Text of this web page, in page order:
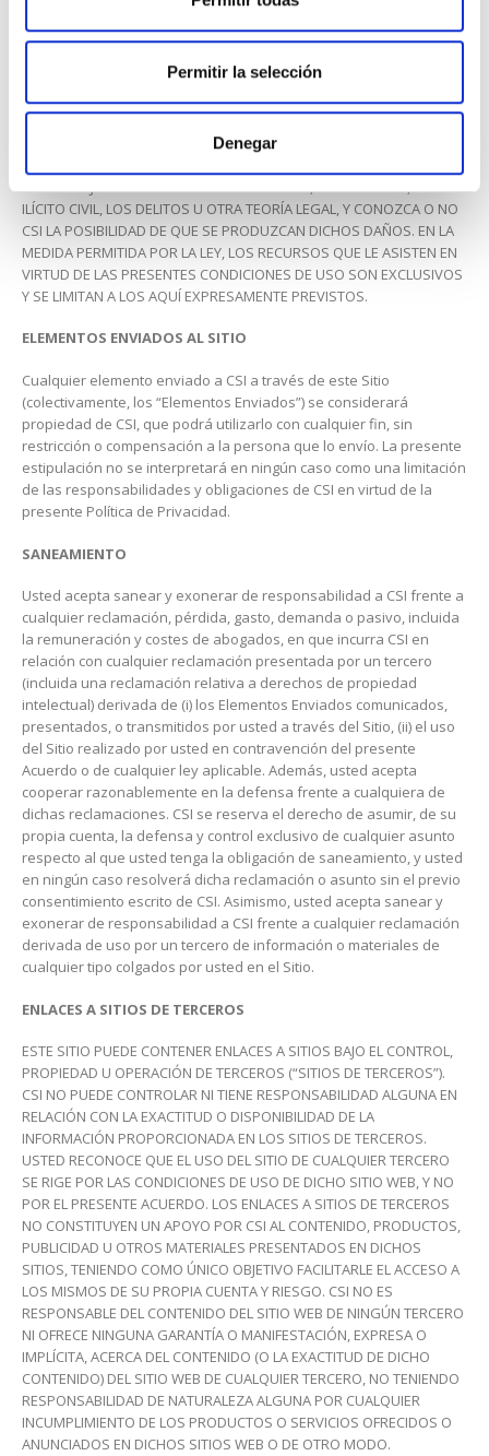
Permitir la selección
Denegar
POR LA LEY, CSI, SUS EMPRESAS AFILIADAS, OTORGANTES DE SUS
LICENCIAS, PROVEEDORES Y TERCEROS MENCIONADOS EN EL SITIO
INCIDENTAL, INDIRECTO, PUNITIVO O CONSECUENTE, PÉRDIDA DE
BENEFICIOS O DAÑO RESULTANTE DE LA PÉRDIDA DE DATOS O LA
INTERRUPCIÓN DEL NEGOCIO COMO CONSECUENCIA DEL USO O LA
INCAPACIDAD DE USO DEL SITIO, LOS SISTEMAS DE CSI, LA
LA TEORÍA JURÍDICA RELATIVA A LA GARANTÍA, EL CONTRATO, EL
ILÍCITO CIVIL, LOS DELITOS U OTRA TEORÍA LEGAL, Y CONOZCA O NO
CSI LA POSIBILIDAD DE QUE SE PRODUZCAN DICHOS DAÑOS. EN LA
MEDIDA PERMITIDA POR LA LEY, LOS RECURSOS QUE LE ASISTEN EN
VIRTUD DE LAS PRESENTES CONDICIONES DE USO SON EXCLUSIVOS
Y SE LIMITAN A LOS AQUÍ EXPRESAMENTE PREVISTOS.
ELEMENTOS ENVIADOS AL SITIO
Cualquier elemento enviado a CSI a través de este Sitio
(colectivamente, los “Elementos Enviados”) se considerará
propiedad de CSI, que podrá utilizarlo con cualquier fin, sin
restricción o compensación a la persona que lo envío. La presente
estipulación no se interpretará en ningún caso como una limitación
de las responsabilidades y obligaciones de CSI en virtud de la
presente Política de Privacidad.
SANEAMIENTO
Usted acepta sanear y exonerar de responsabilidad a CSI frente a
cualquier reclamación, pérdida, gasto, demanda o pasivo, incluida
la remuneración y costes de abogados, en que incurra CSI en
relación con cualquier reclamación presentada por un tercero
(incluida una reclamación relativa a derechos de propiedad
intelectual) derivada de (i) los Elementos Enviados comunicados,
presentados, o transmitidos por usted a través del Sitio, (ii) el uso
del Sitio realizado por usted en contravención del presente
Acuerdo o de cualquier ley aplicable. Además, usted acepta
cooperar razonablemente en la defensa frente a cualquiera de
dichas reclamaciones. CSI se reserva el derecho de asumir, de su
propia cuenta, la defensa y control exclusivo de cualquier asunto
respecto al que usted tenga la obligación de saneamiento, y usted
en ningún caso resolverá dicha reclamación o asunto sin el previo
consentimiento escrito de CSI. Asimismo, usted acepta sanear y
exonerar de responsabilidad a CSI frente a cualquier reclamación
derivada de uso por un tercero de información o materiales de
cualquier tipo colgados por usted en el Sitio.
ENLACES A SITIOS DE TERCEROS
ESTE SITIO PUEDE CONTENER ENLACES A SITIOS BAJO EL CONTROL,
PROPIEDAD U OPERACIÓN DE TERCEROS (“SITIOS DE TERCEROS”).
CSI NO PUEDE CONTROLAR NI TIENE RESPONSABILIDAD ALGUNA EN
RELACIÓN CON LA EXACTITUD O DISPONIBILIDAD DE LA
INFORMACIÓN PROPORCIONADA EN LOS SITIOS DE TERCEROS.
USTED RECONOCE QUE EL USO DEL SITIO DE CUALQUIER TERCERO
SE RIGE POR LAS CONDICIONES DE USO DE DICHO SITIO WEB, Y NO
POR EL PRESENTE ACUERDO. LOS ENLACES A SITIOS DE TERCEROS
NO CONSTITUYEN UN APOYO POR CSI AL CONTENIDO, PRODUCTOS,
PUBLICIDAD U OTROS MATERIALES PRESENTADOS EN DICHOS
SITIOS, TENIENDO COMO ÚNICO OBJETIVO FACILITARLE EL ACCESO A
LOS MISMOS DE SU PROPIA CUENTA Y RIESGO. CSI NO ES
RESPONSABLE DEL CONTENIDO DEL SITIO WEB DE NINGÚN TERCERO
NI OFRECE NINGUNA GARANTÍA O MANIFESTACIÓN, EXPRESA O
IMPLÍCITA, ACERCA DEL CONTENIDO (O LA EXACTITUD DE DICHO
CONTENIDO) DEL SITIO WEB DE CUALQUIER TERCERO, NO TENIENDO
RESPONSABILIDAD DE NATURALEZA ALGUNA POR CUALQUIER
INCUMPLIMIENTO DE LOS PRODUCTOS O SERVICIOS OFRECIDOS O
ANUNCIADOS EN DICHOS SITIOS WEB O DE OTRO MODO.